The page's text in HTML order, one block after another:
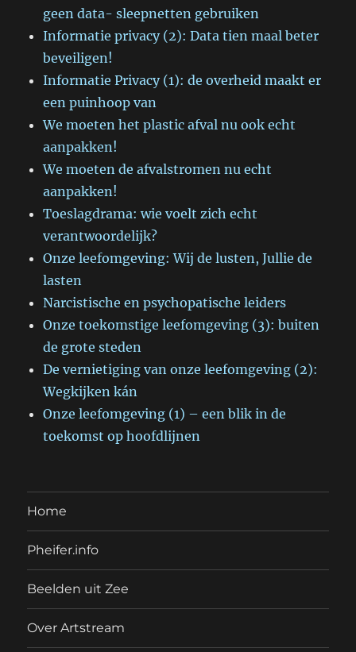
geen data- sleepnetten gebruiken
Informatie privacy (2): Data tien maal beter
beveiligen!
Informatie Privacy (1): de overheid maakt er
een puinhoop van
We moeten het plastic afval nu ook echt
aanpakken!
We moeten de afvalstromen nu echt
aanpakken!
Toeslagdrama: wie voelt zich echt
verantwoordelijk?
Onze leefomgeving: Wij de lusten, Jullie de
lasten
Narcistische en psychopatische leiders
Onze toekomstige leefomgeving (3): buiten
de grote steden
De vernietiging van onze leefomgeving (2):
Wegkijken kán
Onze leefomgeving (1) – een blik in de
toekomst op hoofdlijnen
Home
Pheifer.info
Beelden uit Zee
Over Artstream